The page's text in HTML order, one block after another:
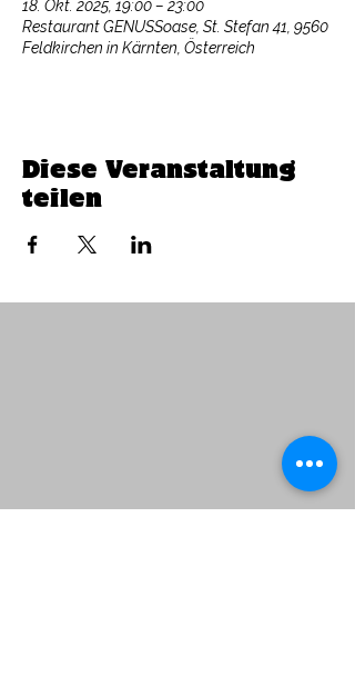
18. Okt. 2025, 19:00 – 23:00
Restaurant GENUSSoase, St. Stefan 41, 9560
Feldkirchen in Kärnten, Österreich
Diese Veranstaltung
teilen